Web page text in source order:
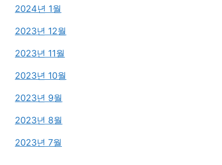
2024년 1월
2023년 12월
2023년 11월
2023년 10월
2023년 9월
2023년 8월
2023년 7월